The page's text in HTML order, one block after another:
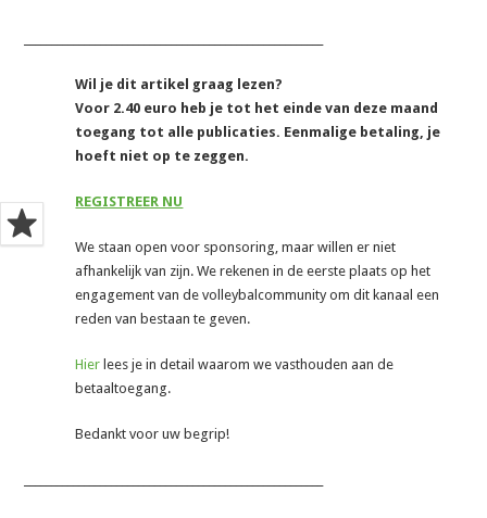
Wil je dit artikel graag lezen?
Voor 2.40 euro heb je tot het einde van deze maand
toegang tot alle publicaties. Eenmalige betaling, je
hoeft niet op te zeggen.
REGISTREER NU
We staan open voor sponsoring, maar willen er niet
afhankelijk van zijn. We rekenen in de eerste plaats op het
engagement van de volleybalcommunity om dit kanaal een
reden van bestaan te geven.
Hier lees je in detail waarom we vasthouden aan de
betaaltoegang.
Bedankt voor uw begrip!